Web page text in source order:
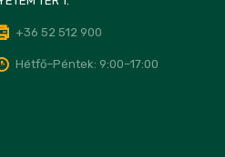
+36 52 512 900
Hétfő–Péntek: 9:00–17:00